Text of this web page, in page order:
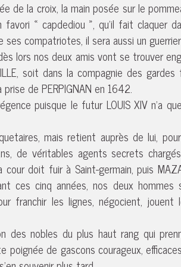
de la croix, la main posée sur le
« capdediou », qu’il fait claquer
compatriotes, il sera aussi un
lors nos deux amis vont se trouver
soit dans la compagnie des
de PERPIGNAN en 1642.
puisque le futur LOUIS XIV n’a
mais retient auprès de lui,
de véritables agents secrets
doit fuir à Saint-germain, puis
ces cinq années, nos deux
franchir les lignes, négocient, jouent
nobles du plus haut rang qui
de gascons courageux,